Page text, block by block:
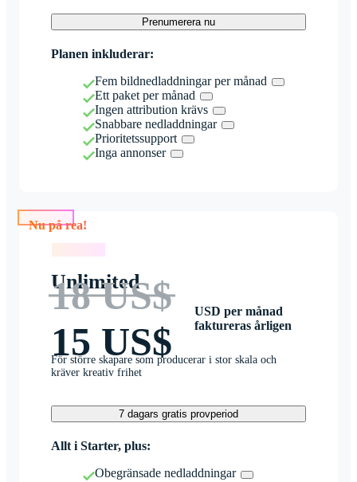
Prenumerera nu
Planen inkluderar:
Fem bildnedladdningar per månad
Ett paket per månad
Ingen attribution krävs
Snabbare nedladdningar
Prioritetssupport
Inga annonser
Nu på rea!
Unlimited
18 US$
15 US$
USD per månad
faktureras årligen
För större skapare som producerar i stor skala och
kräver kreativ frihet
7 dagars gratis provperiod
Allt i Starter, plus:
Obegränsade nedladdningar